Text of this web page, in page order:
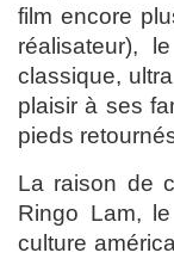
film encore
réalisateur),
classique,
plaisir à ses
pieds
La raison de
Ringo Lam,
culture